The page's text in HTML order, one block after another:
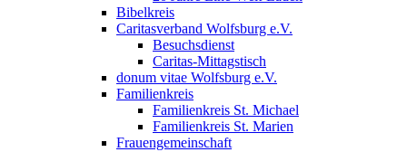
Bibelkreis
Caritasverband Wolfsburg e.V.
Besuchsdienst
Caritas-Mittagstisch
donum vitae Wolfsburg e.V.
Familienkreis
Familienkreis St. Michael
Familienkreis St. Marien
Frauengemeinschaft